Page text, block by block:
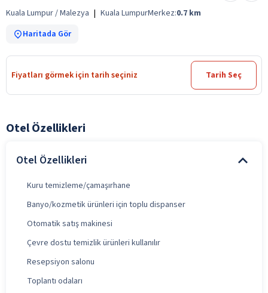
Kuala Lumpur / Malezya | Kuala LumpurMerkez:0.7 km
Haritada Gör
Fiyatları görmek için tarih seçiniz Tarih Seç
Otel Özellikleri
Otel Özellikleri
Kuru temizleme/çamaşırhane
Banyo/kozmetik ürünleri için toplu dispanser
Otomatik satış makinesi
Çevre dostu temizlik ürünleri kullanılır
Resepsiyon salonu
Toplantı odaları